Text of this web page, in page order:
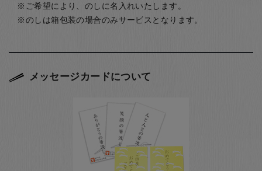
ご希望により、のしに名入れいたします。
のしは箱包装の場合のみサービスとなります。
メッセージカードについて